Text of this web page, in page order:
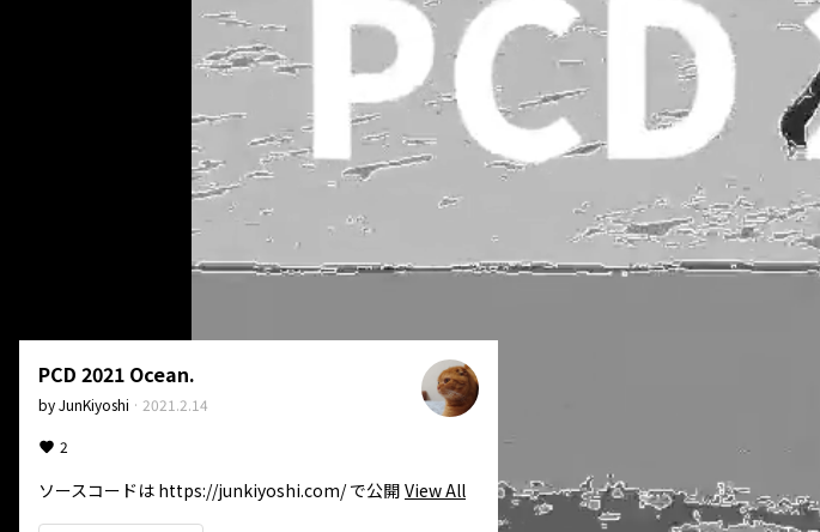
PCD 2021 Ocean.
byJunKiyoshi · 2021.2.14
2
ソースコードは https://junkiyoshi.com/ で公開 View All